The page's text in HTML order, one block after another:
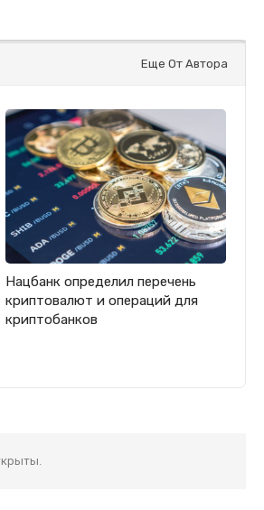
Еще От Автора
Нацбанк определил перечень
криптовалют и операций для
криптобанков